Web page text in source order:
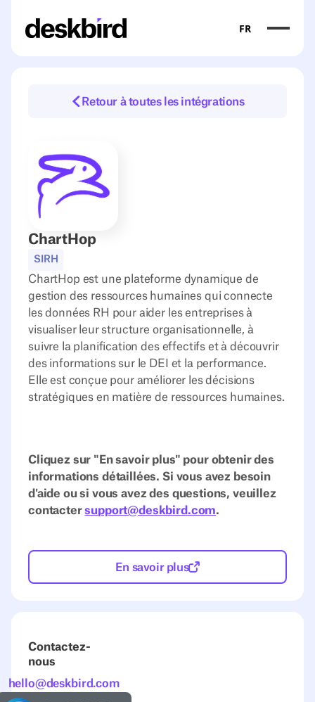
FR
Retour à toutes les intégrations
ChartHop
SIRH
ChartHop est une plateforme dynamique de
gestion des ressources humaines qui connecte
les données RH pour aider les entreprises à
visualiser leur structure organisationnelle, à
suivre la planification des effectifs et à découvrir
des informations sur le DEI et la performance.
Elle est conçue pour améliorer les décisions
stratégiques en matière de ressources humaines.
Cliquez sur "En savoir plus" pour obtenir des
informations détaillées. Si vous avez besoin
d'aide ou si vous avez des questions, veuillez
contactersupport@deskbird.com.
En savoir plus
Contactez-
nous
hello@deskbird.com